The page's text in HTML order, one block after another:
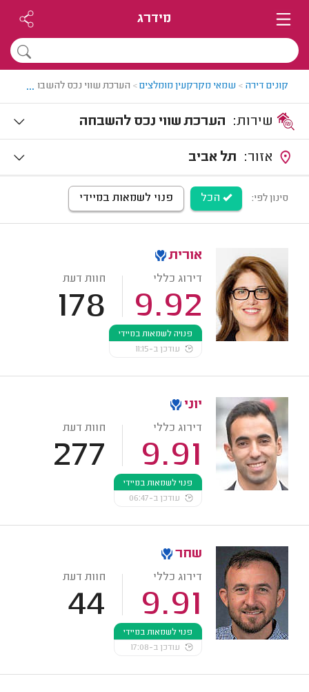
מידרג
קונים דירה > שמאי מקרקעין מומלצים> הערכת שווי נכס להשבחה
...
הערכת שווי נכס להשבחה
תל אביב
סינון לפי: הכל פנוי לשמאות במיידי
אורית
דירוג כללי
9.92
חוות דעת
178
פנויה לשמאות במיידי
עודכן ב-11:15
יוני
דירוג כללי
9.91
חוות דעת
277
פנוי לשמאות במיידי
עודכן ב-06:47
שחר
דירוג כללי
9.91
חוות דעת
44
פנוי לשמאות במיידי
עודכן ב-17:08